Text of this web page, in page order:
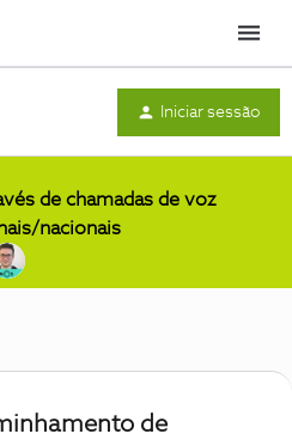
Menu
Iniciar sessão
de chamadas de voz
nacionais
de